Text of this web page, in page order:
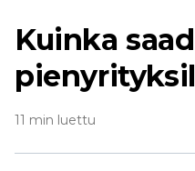
Kuinka
11 min luettu